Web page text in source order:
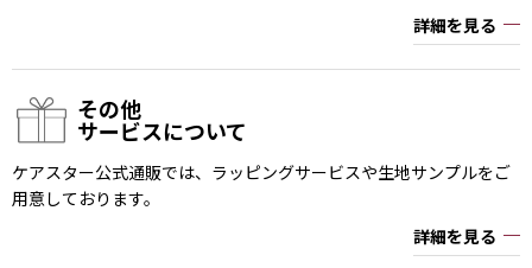
詳細を見る
その他
サービスについて
ケアスター公式通販では、ラッピングサービスや生地サンプルをご
用意しております。
詳細を見る